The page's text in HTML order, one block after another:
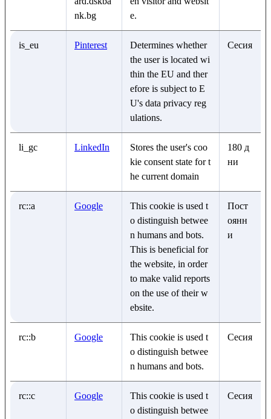
nk.bg
e.
is_eu Pinterest
Determines whether
the user is located wi
thin the EU and ther
efore is subject to E
U's data privacy reg
ulations.
Сесия
li_gc LinkedIn
Stores the user's coo
kie consent state for t
he current domain
180 д
ни
rc::a Google
This cookie is used t
o distinguish betwee
n humans and bots.
This is beneficial for
the website, in order
to make valid reports
on the use of their w
ebsite.
Пост
оянн
и
rc::b Google
This cookie is used t
o distinguish betwee
n humans and bots.
Сесия
rc::c Google
This cookie is used t
o distinguish betwee
Сесия